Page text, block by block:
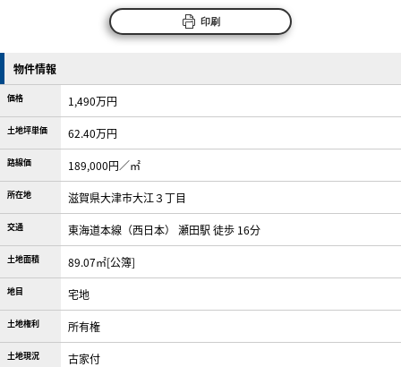
印刷
物件情報
価格 1,490万円
土地坪単価 62.40万円
路線価 189,000円／㎡
所在地 滋賀県大津市大江３丁目
交通 東海道本線（西日本） 瀬田駅 徒歩 16分
土地面積 89.07㎡[公簿]
地目 宅地
土地権利 所有権
土地現況 古家付